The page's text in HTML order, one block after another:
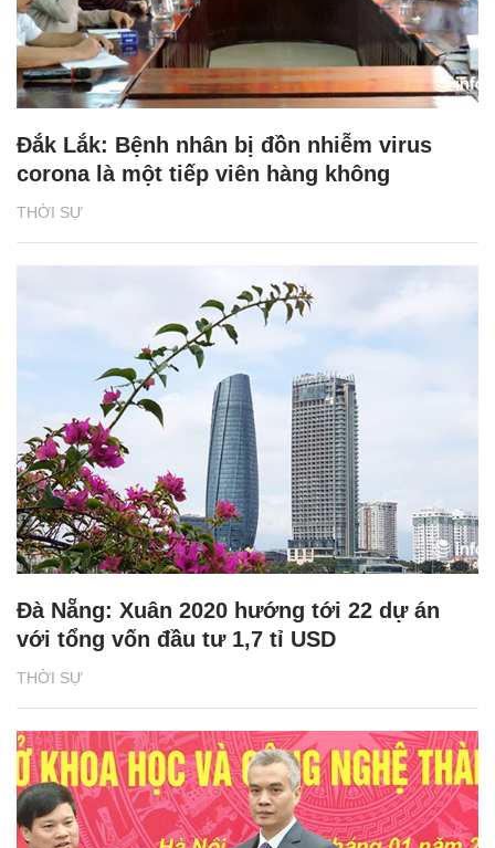
THỜI SỰ
Đắk Lắk: Bệnh nhân bị đồn nhiễm virus
corona là một tiếp viên hàng không
THỜI SỰ
Đà Nẵng: Xuân 2020 hướng tới 22 dự án
với tổng vốn đầu tư 1,7 tỉ USD